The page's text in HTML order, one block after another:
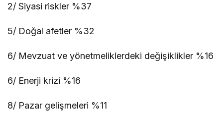
2/ Siyasi riskler %37
5/ Doğal afetler %32
6/ Mevzuat ve yönetmeliklerdeki değişiklikler %16
6/ Enerji krizi %16
8/ Pazar gelişmeleri %11